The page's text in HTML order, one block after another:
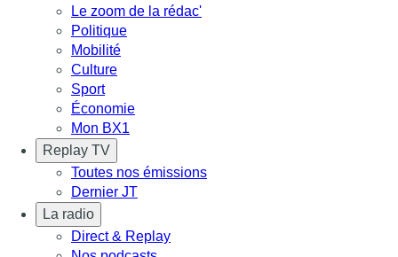
Le zoom de la rédac'
Politique
Mobilité
Culture
Sport
Économie
Mon BX1
Replay TV
Toutes nos émissions
Dernier JT
La radio
Direct & Replay